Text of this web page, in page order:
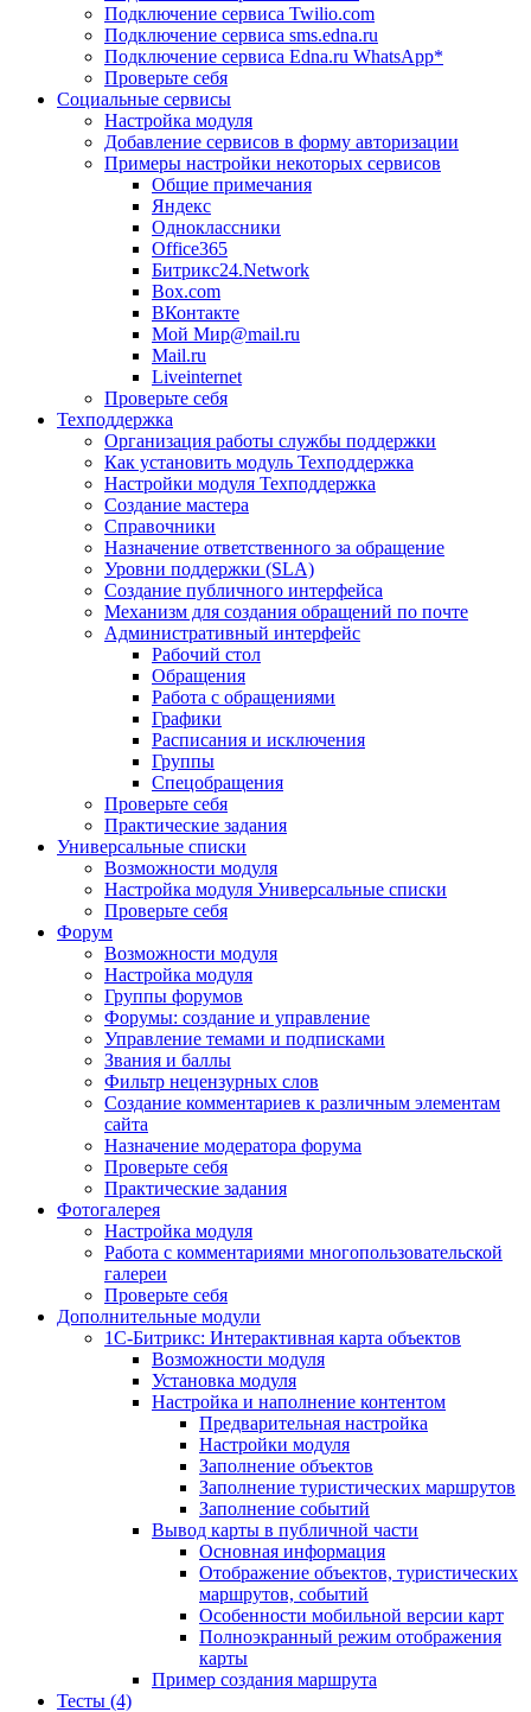
Подключение сервиса Twilio.com
Подключение сервиса sms.edna.ru
Подключение сервиса Edna.ru WhatsApp*
Проверьте себя
Социальные сервисы
Настройка модуля
Добавление сервисов в форму авторизации
Примеры настройки некоторых сервисов
Общие примечания
Яндекс
Одноклассники
Office365
Битрикс24.Network
Box.com
ВКонтакте
Мой Мир@mail.ru
Mail.ru
Liveinternet
Проверьте себя
Техподдержка
Организация работы службы поддержки
Как установить модуль Техподдержка
Настройки модуля Техподдержка
Создание мастера
Справочники
Назначение ответственного за обращение
Уровни поддержки (SLA)
Создание публичного интерфейса
Механизм для создания обращений по почте
Административный интерфейс
Рабочий стол
Обращения
Работа с обращениями
Графики
Расписания и исключения
Группы
Спецобращения
Проверьте себя
Практические задания
Универсальные списки
Возможности модуля
Настройка модуля Универсальные списки
Проверьте себя
Форум
Возможности модуля
Настройка модуля
Группы форумов
Форумы: создание и управление
Управление темами и подписками
Звания и баллы
Фильтр нецензурных слов
Создание комментариев к различным элементам
сайта
Назначение модератора форума
Проверьте себя
Практические задания
Фотогалерея
Настройка модуля
Работа с комментариями многопользовательской
галереи
Проверьте себя
Дополнительные модули
1С-Битрикс: Интерактивная карта объектов
Возможности модуля
Установка модуля
Настройка и наполнение контентом
Предварительная настройка
Настройки модуля
Заполнение объектов
Заполнение туристических маршрутов
Заполнение событий
Вывод карты в публичной части
Основная информация
Отображение объектов, туристических
маршрутов, событий
Особенности мобильной версии карт
Полноэкранный режим отображения
карты
Пример создания маршрута
Тесты (4)